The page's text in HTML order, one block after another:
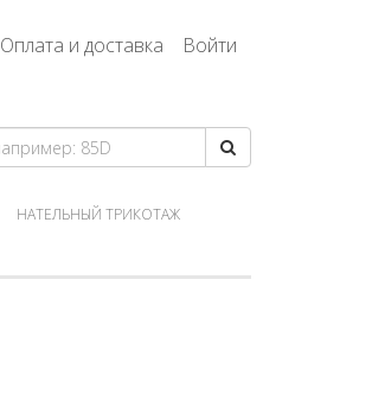
Оплата и доставка Войти
НАТЕЛЬНЫЙ ТРИКОТАЖ